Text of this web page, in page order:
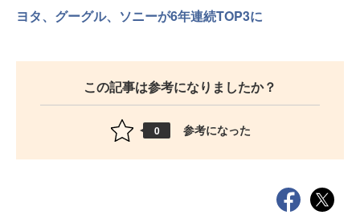
ヨタ、グーグル、ソニーが6年連続TOP3に
この記事は参考になりましたか？
0 参考になった